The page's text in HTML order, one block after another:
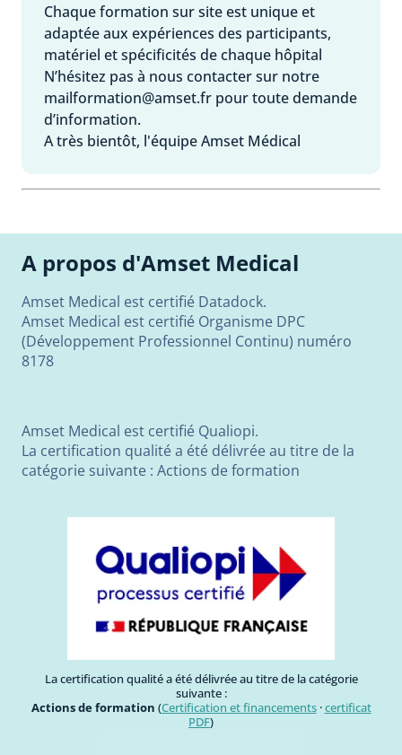
Chaque formation sur site est unique et
adaptée aux expériences des participants,
matériel et spécificités de chaque hôpital
N’hésitez pas à nous contacter sur notre
mailformation@amset.fr pour toute demande
d’information.
A très bientôt, l'équipe Amset Médical
A propos d'Amset Medical
Amset Medical est certifié Datadock.
Amset Medical est certifié Organisme DPC
(Développement Professionnel Continu) numéro
8178
Amset Medical est certifié Qualiopi.
La certification qualité a été délivrée au titre de la
catégorie suivante : Actions de formation
La certification qualité a été délivrée au titre de la catégorie
suivante :
Actions de formation (Certification et financements·certificat
PDF)